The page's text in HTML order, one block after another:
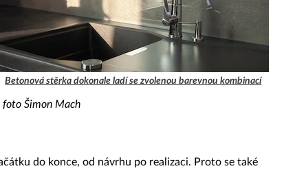
Betonová stěrka dokonale ladí se zvolenou barevnou kombinací
Šimon Mach
do konce, od návrhu po realizaci. Proto se také